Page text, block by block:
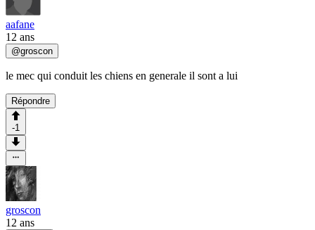
aafane
12 ans
@groscon
le mec qui conduit les chiens en generale il sont a lui
Répondre
-1
groscon
12 ans